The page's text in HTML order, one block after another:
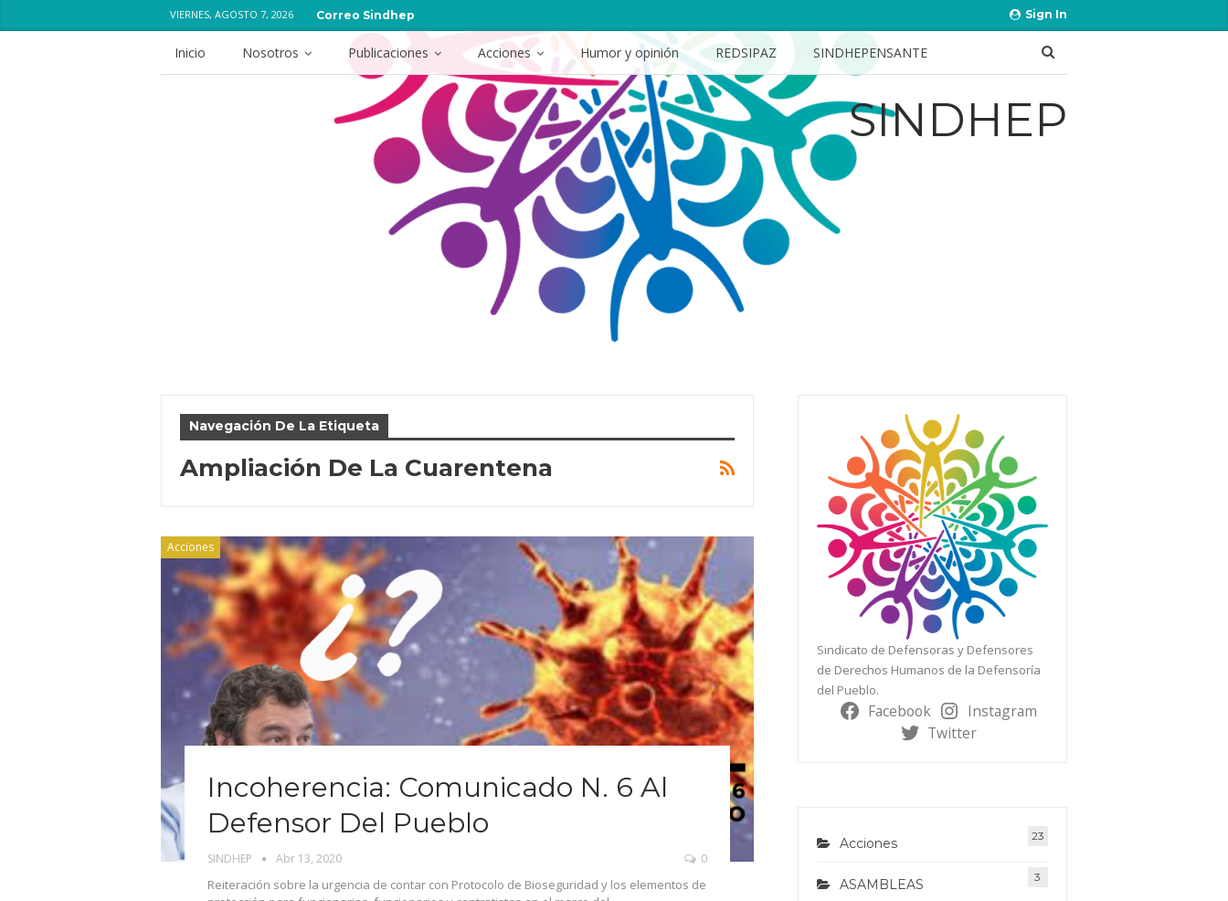
Sign In
VIERNES, AGOSTO 7, 2026 Correo Sindhep
Inicio Nosotros Publicaciones Acciones Humor y opinión REDSIPAZ SINDHEPENSANTE
Navegación De La Etiqueta
Ampliación De La Cuarentena
Acciones
Incoherencia: Comunicado N. 6 Al
Defensor Del Pueblo
SINDHEP Abr 13, 2020 0
Reiteración sobre la urgencia de contar con Protocolo de Bioseguridad y los elementos de
Sindicato de Defensoras y Defensores
de Derechos Humanos de la Defensoría
del Pueblo.
Facebook
Instagram
Twitter
Acciones 23
ASAMBLEAS 3